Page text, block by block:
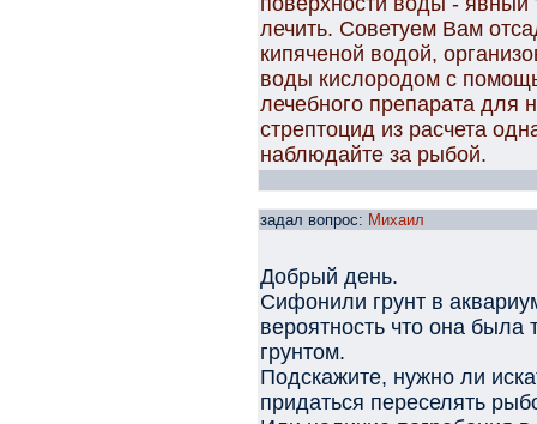
лечить. Советуем Вам
кипяченой водой,
воды кислородом с
лечебного препарата для
стрептоцид из расчета
наблюдайте за рыбой.
задал вопрос: Михаил
Добрый день.
Сифонили грунт в
вероятность что она
грунтом.
Подскажите, нужно ли
придаться переселять